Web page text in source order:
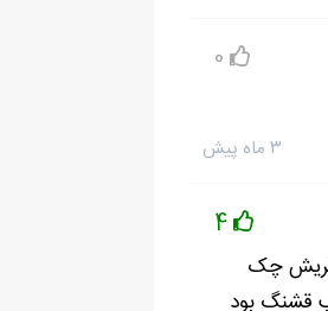
0
۳ ماه پیش
4
چک
قشنگ بود